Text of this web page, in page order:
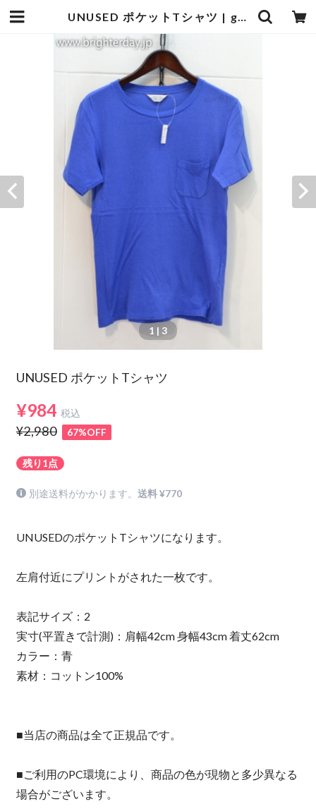
UNUSED ポケットTシャツ | goodbadstore
1 | 3
UNUSED ポケットTシャツ
¥984 税込
¥2,980 67%OFF
残り1点
別途送料がかかります。送料 ¥770
UNUSEDのポケットTシャツになります。
左肩付近にプリントがされた一枚です。
表記サイズ：2
実寸(平置きで計測)：肩幅42cm 身幅43cm 着丈62cm
カラー：青
素材：コットン100%
■当店の商品は全て正規品です。
■ご利用のPC環境により、商品の色が現物と多少異なる
場合がございます。